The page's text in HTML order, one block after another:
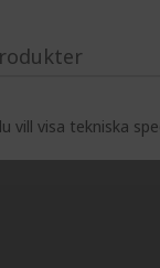
vill visa tekniska